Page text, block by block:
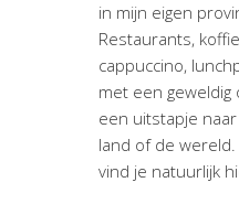
in mijn eigen
Restaurants,
cappuccino,
met een geweldig
een uitstapje
land of de
vind je natuurlijk